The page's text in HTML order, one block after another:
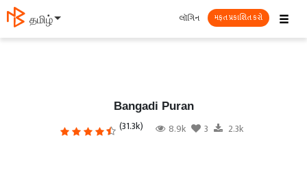
தமிழ் ☰
લૉગિન મફત પ્રકાશિત કરો
Bangadi Puran
(31.3k) 8.9k 3 2.3k